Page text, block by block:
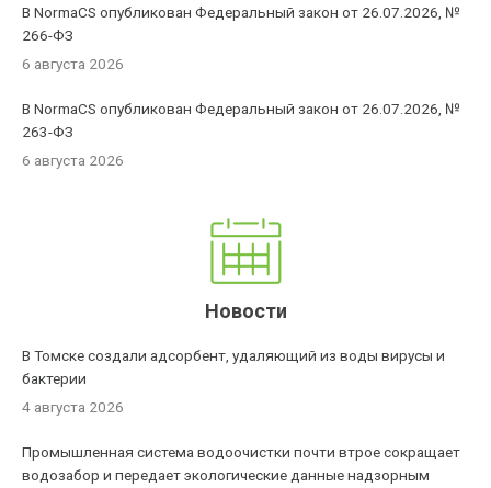
В NormaCS опубликован Федеральный закон от 26.07.2026, №
266-ФЗ
6 августа 2026
В NormaCS опубликован Федеральный закон от 26.07.2026, №
263-ФЗ
6 августа 2026
Новости
В Томске создали адсорбент, удаляющий из воды вирусы и
бактерии
4 августа 2026
Промышленная система водоочистки почти втрое сокращает
водозабор и передает экологические данные надзорным